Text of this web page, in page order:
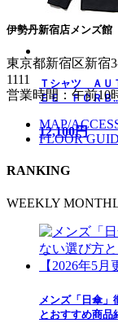
Ｔシャツ Ａ
ＥＥ ＦＣＲＢ
12,100円
伊勢丹新宿店メンズ館
東京都新宿区新宿
1111
営業時間：午前10
MAP/
FLOOR
RANKING
WEEKLY
メンズ「日傘
とおすすめ商品